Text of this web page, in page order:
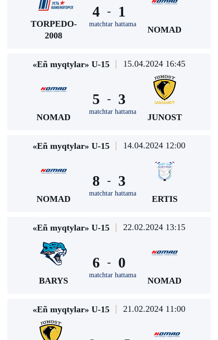
TORPEDO-
2008
4 -
matchtar hattama
1
NOMAD
«Eñ myqtylar» U-15 15.04.2024 16:45
NOMAD
5 -
matchtar hattama
3
JUNOST
«Eñ myqtylar» U-15 14.04.2024 12:00
NOMAD
8 -
matchtar hattama
3
ERTIS
«Eñ myqtylar» U-15 22.02.2024 13:15
BARYS
6 -
matchtar hattama
0
NOMAD
«Eñ myqtylar» U-15 21.02.2024 11:00